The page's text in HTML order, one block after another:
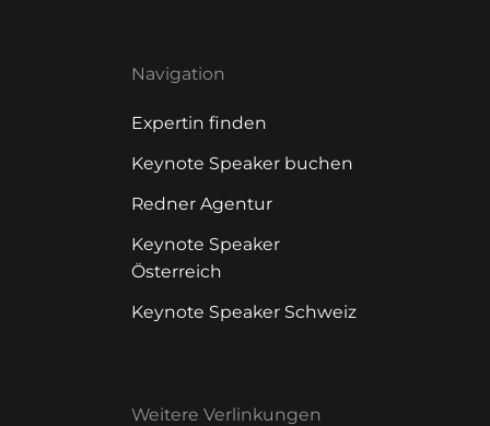
Navigation
Expertin finden
Keynote Speaker buchen
Redner Agentur
Keynote Speaker
Österreich
Keynote Speaker Schweiz
Weitere Verlinkungen